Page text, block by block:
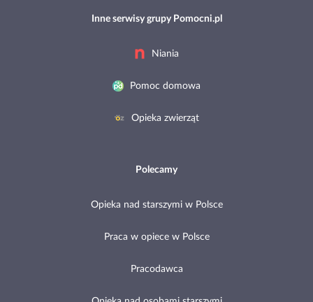
Inne serwisy grupy Pomocni.pl
Niania
Pomoc domowa
Opieka zwierząt
Polecamy
Opieka nad starszymi w Polsce
Praca w opiece w Polsce
Pracodawca